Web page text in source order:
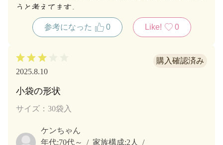
うと考えてます。
参考になった 0 Like! 0
2025.8.10
小袋の形状
サイズ：30袋入
ケンちゃん
年代:70代～ 家族構成:2人